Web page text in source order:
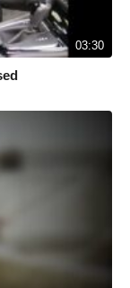
03:30